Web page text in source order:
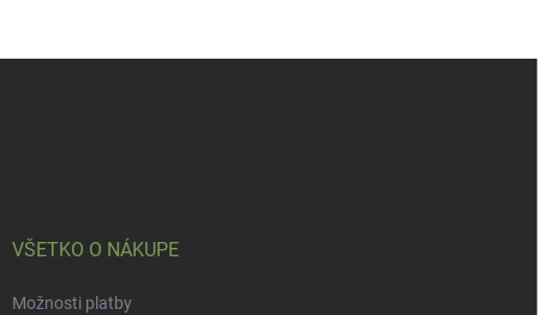
VŠETKO O NÁKUPE
Možnosti platby